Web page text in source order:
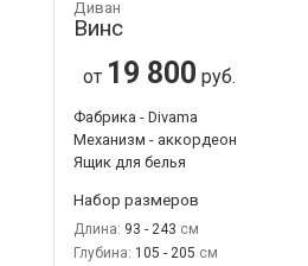
Диван
Винс
от 19 800 руб.
Фабрика - Divama
Механизм - аккордеон
Ящик для белья
Набор размеров
Длина: 93 - 243
Глубина: 105 - 205